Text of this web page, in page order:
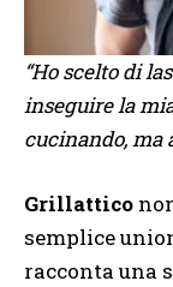
“Ho scelto di
inseguire la
cucinando, ma
Grillattico
semplice
racconta una